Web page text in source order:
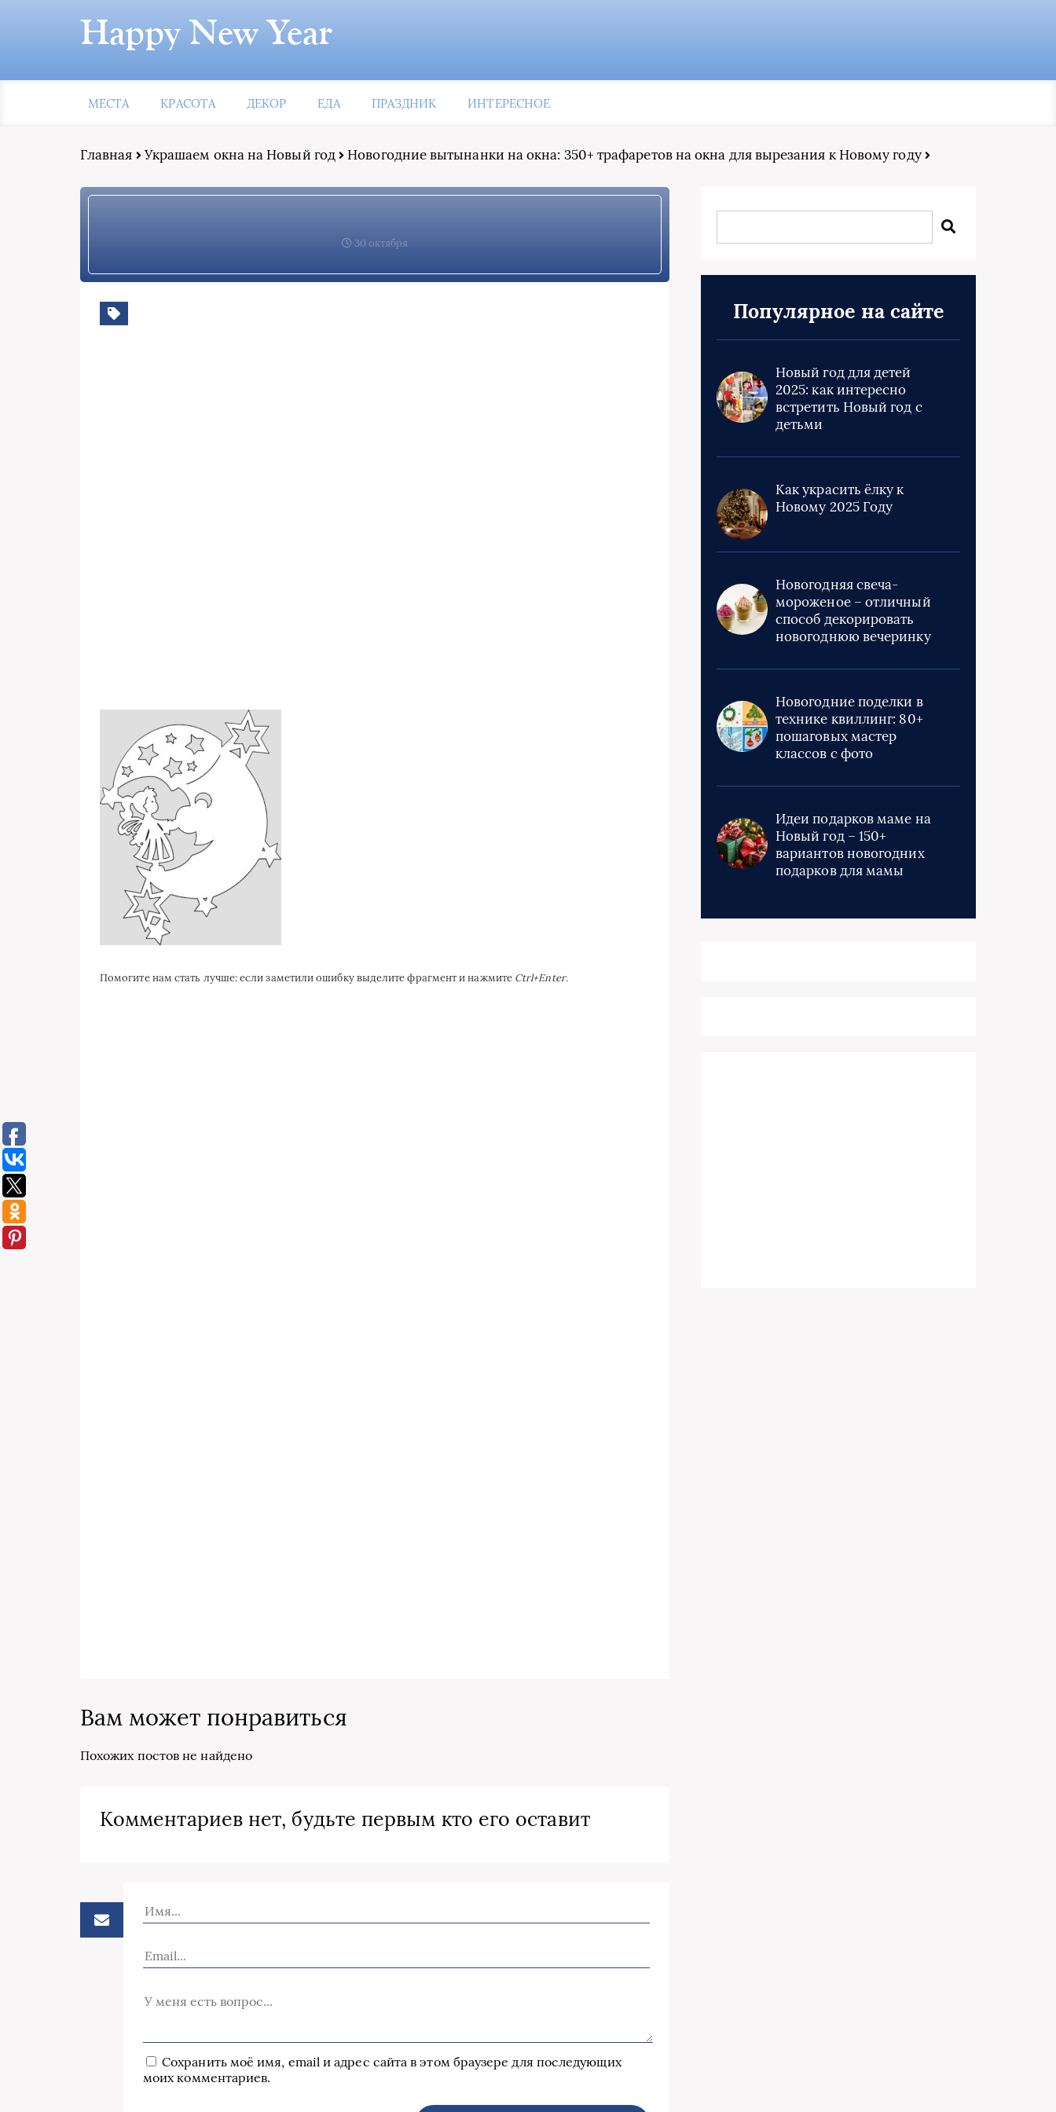
Happy New Year
МЕСТА КРАСОТА ДЕКОР ЕДА ПРАЗДНИК ИНТЕРЕСНОЕ
Главная Украшаем окна на Новый год Новогодние вытынанки на окна: 350+ трафаретов на окна для вырезания к Новому году
30 октября
Помогите нам стать лучше: если заметили ошибку выделите фрагмент и нажмите Ctrl+Enter.
Вам может понравиться
Похожих постов не найдено
Комментариев нет, будьте первым кто его оставит
Сохранить моё имя, email и адрес сайта в этом браузере для последующих
моих комментариев.
Популярное на сайте
Новый год для детей
2025: как интересно
встретить Новый год с
детьми
Как украсить ёлку к
Новому 2025 Году
Новогодняя свеча-
мороженое – отличный
способ декорировать
новогоднюю вечеринку
Новогодние поделки в
технике квиллинг: 80+
пошаговых мастер
классов с фото
Идеи подарков маме на
Новый год – 150+
вариантов новогодних
подарков для мамы